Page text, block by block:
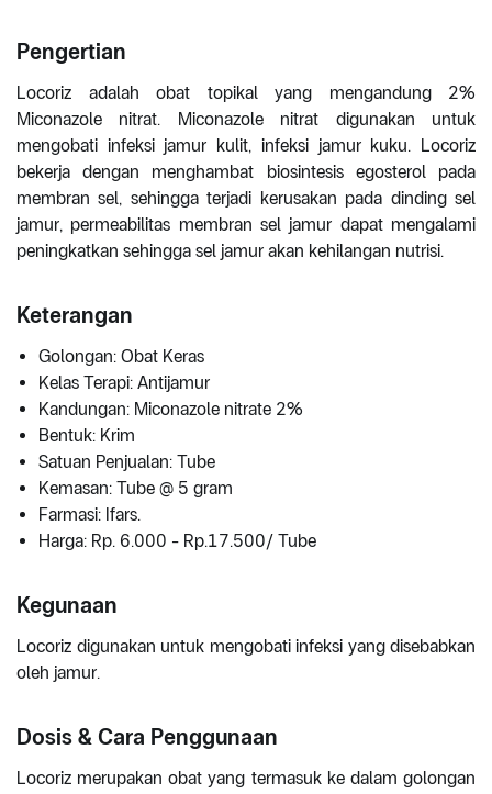
Pengertian
Locoriz adalah obat topikal yang mengandung 2%
Miconazole nitrat. Miconazole nitrat digunakan untuk
mengobati infeksi jamur kulit, infeksi jamur kuku. Locoriz
bekerja dengan menghambat biosintesis egosterol pada
membran sel, sehingga terjadi kerusakan pada dinding sel
jamur, permeabilitas membran sel jamur dapat mengalami
peningkatkan sehingga sel jamur akan kehilangan nutrisi.
Keterangan
Golongan: Obat Keras
Kelas Terapi: Antijamur
Kandungan: Miconazole nitrate 2%
Bentuk: Krim
Satuan Penjualan: Tube
Kemasan: Tube @ 5 gram
Farmasi: Ifars.
Harga: Rp. 6.000 - Rp.17.500/ Tube
Kegunaan
Locoriz digunakan untuk mengobati infeksi yang disebabkan
oleh jamur.
Dosis & Cara Penggunaan
Locoriz merupakan obat yang termasuk ke dalam golongan